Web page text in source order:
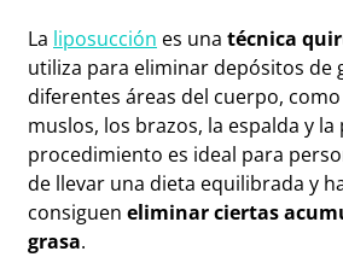
La liposucción es una técnica
utiliza para eliminar depósitos de
diferentes áreas del cuerpo,
muslos, los brazos, la espalda y la
procedimiento es ideal para
de llevar una dieta equilibrada y
consiguen eliminar ciertas
grasa.